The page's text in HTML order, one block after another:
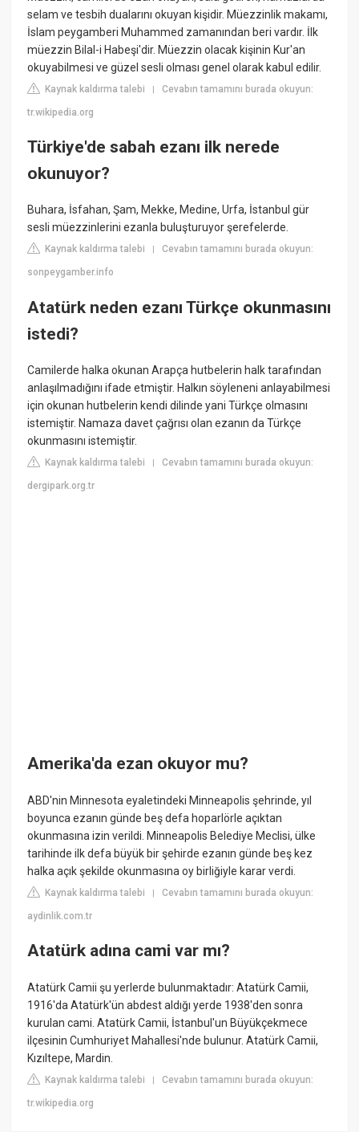
selam ve tesbih dualarını okuyan kişidir. Müezzinlik makamı,
İslam peygamberi Muhammed zamanından beri vardır. İlk
müezzin Bilal-i Habeşi'dir. Müezzin olacak kişinin Kur'an
okuyabilmesi ve güzel sesli olması genel olarak kabul edilir.
Kaynak kaldırma talebi |Cevabın tamamını burada okuyun:
tr.wikipedia.org
Türkiye'de sabah ezanı ilk nerede
okunuyor?
Buhara, İsfahan, Şam, Mekke, Medine, Urfa, İstanbul gür
sesli müezzinlerini ezanla buluşturuyor şerefelerde.
Kaynak kaldırma talebi |Cevabın tamamını burada okuyun:
sonpeygamber.info
Atatürk neden ezanı Türkçe okunmasını
istedi?
Camilerde halka okunan Arapça hutbelerin halk tarafından
anlaşılmadığını ifade etmiştir. Halkın söyleneni anlayabilmesi
için okunan hutbelerin kendi dilinde yani Türkçe olmasını
istemiştir. Namaza davet çağrısı olan ezanın da Türkçe
okunmasını istemiştir.
Kaynak kaldırma talebi |Cevabın tamamını burada okuyun:
dergipark.org.tr
Amerika'da ezan okuyor mu?
ABD'nin Minnesota eyaletindeki Minneapolis şehrinde, yıl
boyunca ezanın günde beş defa hoparlörle açıktan
okunmasına izin verildi. Minneapolis Belediye Meclisi, ülke
tarihinde ilk defa büyük bir şehirde ezanın günde beş kez
halka açık şekilde okunmasına oy birliğiyle karar verdi.
Kaynak kaldırma talebi |Cevabın tamamını burada okuyun:
aydinlik.com.tr
Atatürk adına cami var mı?
Atatürk Camii şu yerlerde bulunmaktadır: Atatürk Camii,
1916'da Atatürk'ün abdest aldığı yerde 1938'den sonra
kurulan cami. Atatürk Camii, İstanbul'un Büyükçekmece
ilçesinin Cumhuriyet Mahallesi'nde bulunur. Atatürk Camii,
Kızıltepe, Mardin.
Kaynak kaldırma talebi |Cevabın tamamını burada okuyun:
tr.wikipedia.org